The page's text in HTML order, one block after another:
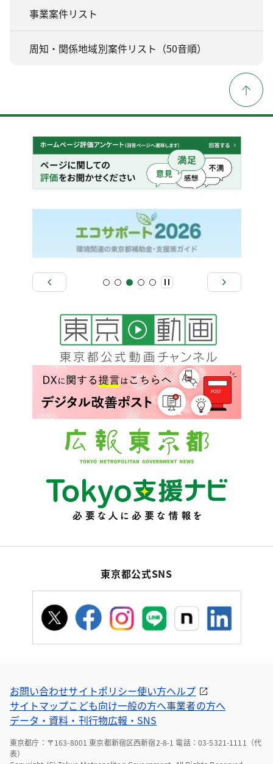
事業案件リスト
周知・関係地域別案件リスト（50音順）
東京都公式SNS
お問い合わせサイトポリシー使い方ヘルプ
サイトマップこども向け一般の方へ事業者の方へ
データ・資料・刊行物広報・SNS
東京都庁：〒163-8001 東京都新宿区西新宿2-8-1 電話：03-5321-1111（代
表）